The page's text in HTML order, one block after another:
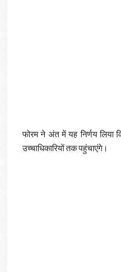
फोरम ने अंत में यह निर्णय लिया
उच्चाधिकारियों तक पहुंचाएंगे।